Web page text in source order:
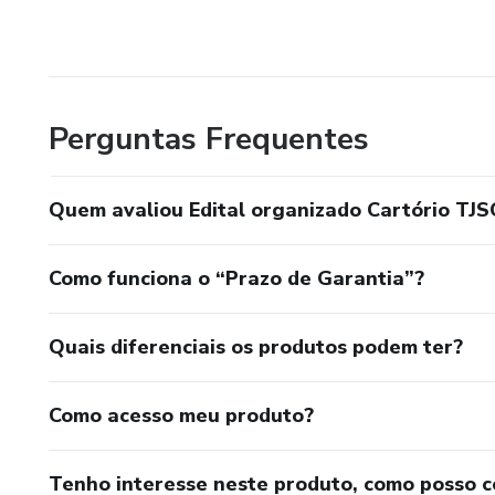
Perguntas Frequentes
Quem avaliou Edital organizado Cartório
Como funciona o “Prazo de Garantia”?
Quais diferenciais os produtos podem ter?
Como acesso meu produto?
Tenho interesse neste produto, como posso